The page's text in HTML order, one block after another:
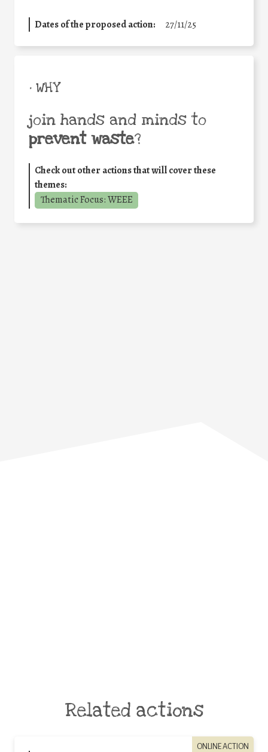
Dates of the proposed action: 27/11/25
• WHY
join hands and minds to
prevent waste?
Check out other actions that will cover these
themes:
Thematic Focus: WEEE
Related actions
ONLINE ACTION